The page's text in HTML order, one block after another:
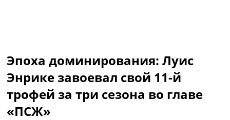
Лига Чемпионов
Англия. Премьер Лига
Испания. Ла Лига
Другие Турниры >>>
Таблицы
Эпоха доминирования: Луис
Энрике завоевал свой 11-й
трофей за три сезона во главе
«ПСЖ»